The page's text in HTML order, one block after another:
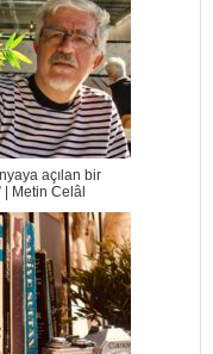
açılan bir
| Metin Celâl